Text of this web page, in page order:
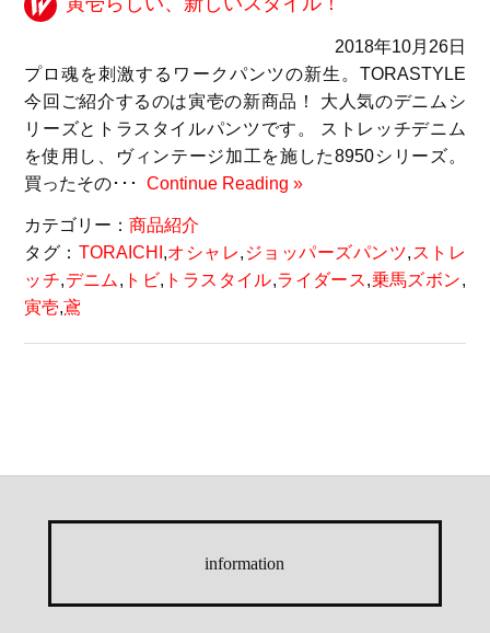
2018年10月26日
プロ魂を刺激するワークパンツの新生。TORASTYLE
今回ご紹介するのは寅壱の新商品！ 大人気のデニムシ
リーズとトラスタイルパンツです。 ストレッチデニム
を使用し、ヴィンテージ加工を施した8950シリーズ。
買ったその･･･
Continue Reading »
カテゴリー：商品紹介
タグ： TORAICHI ,オシャレ, ジョッパーズパンツ, ストレ
ッチ,デニム , トビ, トラスタイル,ライダース,乗馬ズボン,
寅壱,鳶
information